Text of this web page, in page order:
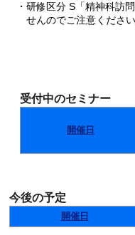
・研修区分 S「精神科訪
せんのでご注意ください
受付中のセミナー
開催日
今後の予定
開催日